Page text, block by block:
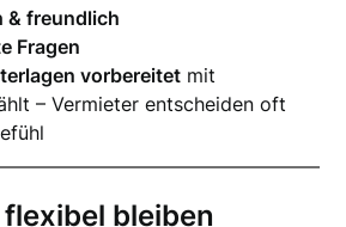
& freundlich
Fragen
vorbereitet mit
– Vermieter entscheiden oft
bleiben